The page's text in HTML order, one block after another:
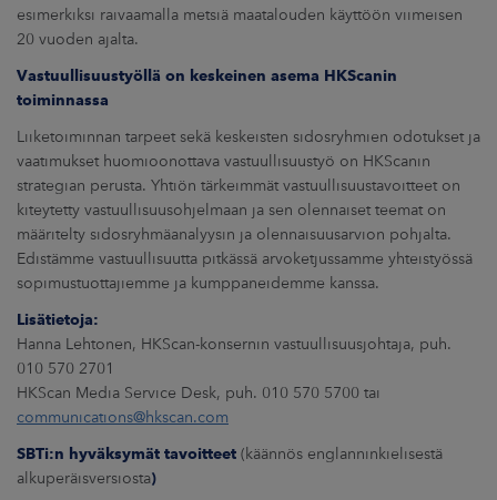
esimerkiksi raivaamalla metsiä maatalouden käyttöön viimeisen
20 vuoden ajalta.
Vastuullisuustyöllä on keskeinen asema HKScanin
toiminnassa
Liiketoiminnan tarpeet sekä keskeisten sidosryhmien odotukset ja
vaatimukset huomioonottava vastuullisuustyö on HKScanin
strategian perusta. Yhtiön tärkeimmät vastuullisuustavoitteet on
kiteytetty vastuullisuusohjelmaan ja sen olennaiset teemat on
määritelty sidosryhmäanalyysin ja olennaisuusarvion pohjalta.
Edistämme vastuullisuutta pitkässä arvoketjussamme yhteistyössä
sopimustuottajiemme ja kumppaneidemme kanssa.
Lisätietoja:
Hanna Lehtonen, HKScan-konsernin vastuullisuusjohtaja, puh.
010 570 2701
HKScan Media Service Desk, puh. 010 570 5700 tai
communications@hkscan.com
SBTi:n hyväksymät tavoitteet (käännös englanninkielisestä
alkuperäisversiosta)